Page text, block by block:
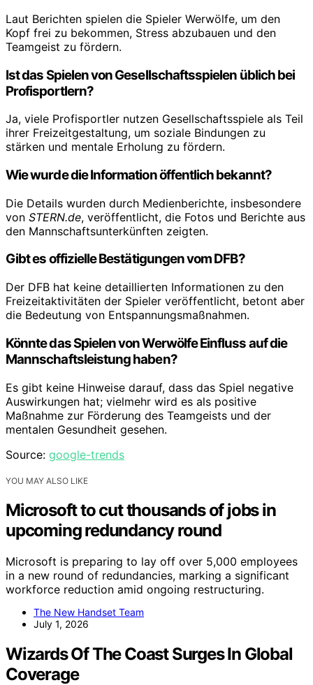
Laut Berichten spielen die Spieler Werwölfe, um den
Kopf frei zu bekommen, Stress abzubauen und den
Teamgeist zu fördern.
Ist das Spielen von Gesellschaftsspielen üblich bei
Profisportlern?
Ja, viele Profisportler nutzen Gesellschaftsspiele als Teil
ihrer Freizeitgestaltung, um soziale Bindungen zu
stärken und mentale Erholung zu fördern.
Wie wurde die Information öffentlich bekannt?
Die Details wurden durch Medienberichte, insbesondere
von STERN.de, veröffentlicht, die Fotos und Berichte aus
den Mannschaftsunterkünften zeigten.
Gibt es offizielle Bestätigungen vom DFB?
Der DFB hat keine detaillierten Informationen zu den
Freizeitaktivitäten der Spieler veröffentlicht, betont aber
die Bedeutung von Entspannungsmaßnahmen.
Könnte das Spielen von Werwölfe Einfluss auf die
Mannschaftsleistung haben?
Es gibt keine Hinweise darauf, dass das Spiel negative
Auswirkungen hat; vielmehr wird es als positive
Maßnahme zur Förderung des Teamgeists und der
mentalen Gesundheit gesehen.
Source: google-trends
YOU MAY ALSO LIKE
Microsoft to cut thousands of jobs in
upcoming redundancy round
Microsoft is preparing to lay off over 5,000 employees
in a new round of redundancies, marking a significant
workforce reduction amid ongoing restructuring.
The New Handset Team
July 1, 2026
Wizards Of The Coast Surges In Global
Coverage